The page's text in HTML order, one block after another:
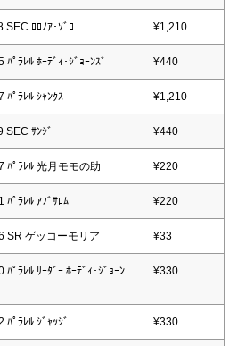
SEC ﾛﾛﾉｱ･ｿﾞﾛ ¥1,210
ﾟﾗﾚﾙ ﾎｰﾃﾞｨ･ｼﾞｮｰﾝｽﾞ ¥440
ﾊﾟﾗﾚﾙ ｼｬﾝｸｽ ¥1,210
SEC ｻﾝｼﾞ ¥440
ﾊﾟﾗﾚﾙ 光月モモの助 ¥220
ﾊﾟﾗﾚﾙ ｱﾌﾞｻﾛﾑ ¥220
SR ゲッコーモリア ¥33
ﾟﾗﾚﾙ ﾘｰﾀﾞｰ ﾎｰﾃﾞｨ･ｼﾞｮｰﾝ
¥330
ﾊﾟﾗﾚﾙ ｼﾞｬｯｼﾞ ¥330